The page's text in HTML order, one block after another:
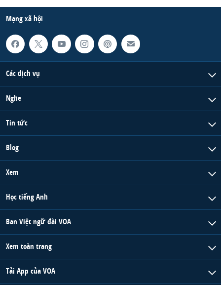
Mạng xã hội
Các dịch vụ
Nghe
Tin tức
Blog
Xem
Học tiếng Anh
Ban Việt ngữ đài VOA
Xem toàn trang
Tải App của VOA